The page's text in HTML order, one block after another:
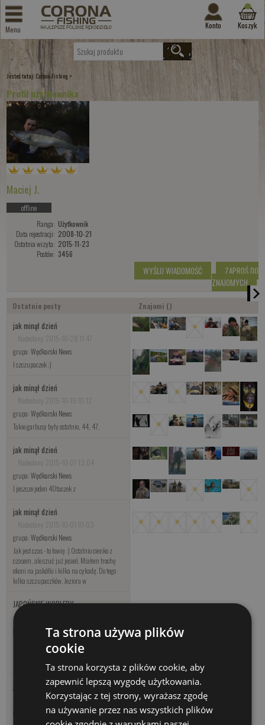
Menu Konto Koszyk
Jesteś tutaj: Corona-Fishing >
Profil użytkownika
Maciej J.
offline
Ranga: Użytkownik
Data rejestracji: 2008-10-21
Ostatnia wizyta: 2015-11-23
Postów: 3456
WYŚLIJ WIADOMOŚĆ
ZAPROŚ DO
ZNAJOMYCH
Ostatnie posty
jak minął dzień
Nadesłany 2015-10-28 11:47
grupa:Wędkarski News
I szczupaczek ;)
jak minął dzień
Nadesłany 2015-10-19 10:12
grupa:Wędkarski News
Takie garbusy były ostatnio, 44, 47,
jak minął dzień
Nadesłany 2015-10-07 13:04
grupa:Wędkarski News
I jeszcze jeden 40taczek z
jak minął dzień
Nadesłany 2015-10-01 10:03
grupa:Wędkarski News
Jak jest czas - to łowię :) Ostatnio cienko z
czasem, ale czuć już jesień. Miałem trochę
okoni na jaskółki i kilka na cykadę. Do tego
kilka szczupaczków. Jeziora w
JAPOŃSKIE WOBLERY
Warsztat
Panie Sławku - jak będzie Pan w Lubuskim
to zapraszam :) Na jakąś wspólną wyprawę -
jak minął dzień
Nadesłany 2015-03-16 11:21
Wędkarski News
Znajomi ()
Ta strona używa plików
cookie
Ta strona korzysta z plików cookie, aby
zapewnić lepszą wygodę użytkowania.
Korzystając z tej strony, wyrażasz zgodę
na używanie przez nas wszystkich plików